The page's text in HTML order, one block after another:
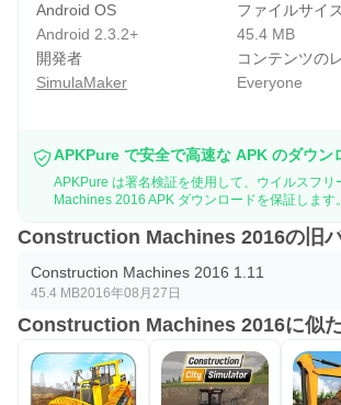
Android OS
Android 2.3.2+
ファイルサイ
45.4 MB
開発者
SimulaMaker
コンテンツの
Everyone
APKPure で安全で高速な APK のダウン
APKPure は署名検証を使用して、ウイルスフリ
Machines 2016 APK ダウンロードを保証します。
Construction Machines 2016の旧
Construction Machines 2016 1.11
45.4 MB2016年08月27日
Construction Machines 2016に似